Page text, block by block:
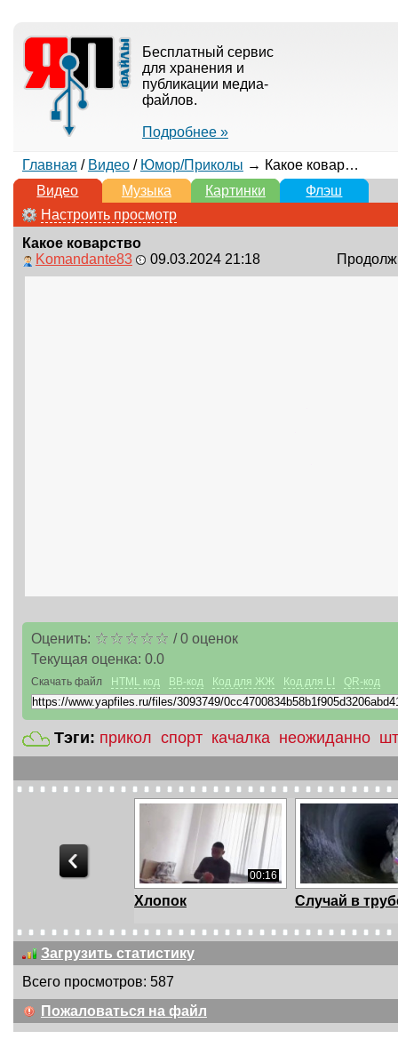
Бесплатный сервис
для хранения и
публикации медиа-
файлов.
Подробнее »
Главная / Видео/ Юмор/Приколы → Какое коварство
Видео
Музыка Картинки
Флэш
Настроить просмотр
Какое коварство
Komandante83
09.03.2024 21:18
Оценить: /0оценок
Текущая оценка: 0.0
Скачать файл HTML код BB-код Код для ЖЖ Код для LI QR-код
Тэги: прикол спорт качалка неожиданно
00:16
Хлопок Случай в
00:21
Алаверды Суетологи
Загрузить статистику
Всего просмотров: 587
Пожаловаться на файл